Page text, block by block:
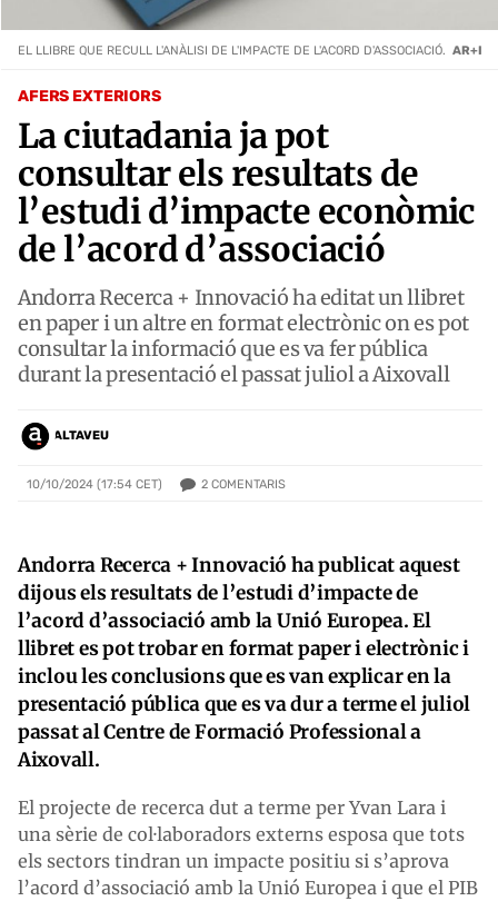
AFERS EXTERIORS
La ciutadania ja pot
consultar els resultats de
l’estudi d’impacte econòmic
de l’acord d’associació
Andorra Recerca + Innovació ha editat un llibret
en paper i un altre en format electrònic on es pot
consultar la informació que es va fer pública
durant la presentació el passat juliol a Aixovall
ALTAVEU
10/10/2024 (17:54 CET) 2 COMENTARIS
EL LLIBRE QUE RECULL L'ANÀLISI DE L'IMPACTE DE L'ACORD D'ASSOCIACIÓ. AR+I
Andorra Recerca + Innovació ha publicat aquest
dijous els resultats de l’estudi d’impacte de
l’acord d’associació amb la Unió Europea. El
llibret es pot trobar en format paper i electrònic i
inclou les conclusions que es van explicar en la
presentació pública que es va dur a terme el juliol
passat al Centre de Formació Professional a
Aixovall.
El projecte de recerca dut a terme per Yvan Lara i
una sèrie de col·laboradors externs esposa que tots
els sectors tindran un impacte positiu si s’aprova
l’acord d’associació amb la Unió Europea i que el PIB